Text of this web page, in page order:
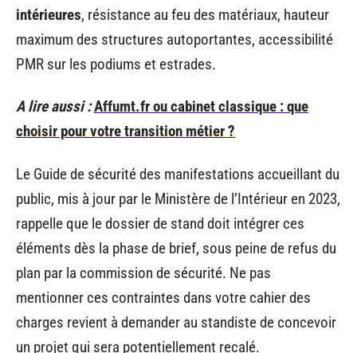
intérieures, résistance au feu des matériaux, hauteur
maximum des structures autoportantes, accessibilité
PMR sur les podiums et estrades.
A lire aussi :Affumt.fr ou cabinet classique : que
choisir pour votre transition métier ?
Le Guide de sécurité des manifestations accueillant du
public, mis à jour par le Ministère de l’Intérieur en 2023,
rappelle que le dossier de stand doit intégrer ces
éléments dès la phase de brief, sous peine de refus du
plan par la commission de sécurité. Ne pas
mentionner ces contraintes dans votre cahier des
charges revient à demander au standiste de concevoir
un projet qui sera potentiellement recalé.